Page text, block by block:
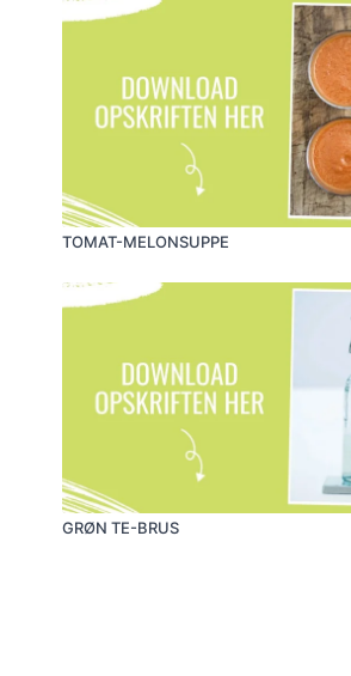
TOMAT-MELONSUPPE
GRØN TE-BRUS